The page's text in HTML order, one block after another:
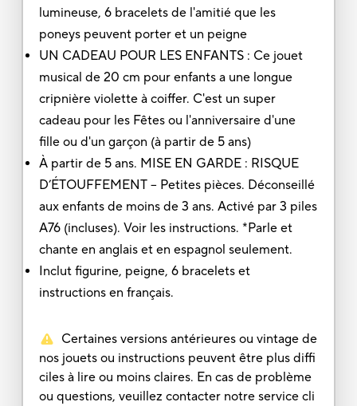
lumineuse, 6 bracelets de l'amitié que les
poneys peuvent porter et un peigne
UN CADEAU POUR LES ENFANTS : Ce jouet
musical de 20 cm pour enfants a une longue
cripnière violette à coiffer. C'est un super
cadeau pour les Fêtes ou l'anniversaire d'une
fille ou d'un garçon (à partir de 5 ans)
À partir de 5 ans. MISE EN GARDE : RISQUE
D’ÉTOUFFEMENT – Petites pièces. Déconseillé
aux enfants de moins de 3 ans. Activé par 3 piles
A76 (incluses). Voir les instructions. *Parle et
chante en anglais et en espagnol seulement.
Inclut figurine, peigne, 6 bracelets et
instructions en français.
Certaines versions antérieures ou vintage de
nos jouets ou instructions peuvent être plus diffi
ciles à lire ou moins claires. En cas de problème
ou questions, veuillez contacter notre service cli